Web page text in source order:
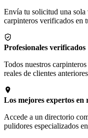
Envía tu solicitud una
carpinteros verificados en
Profesionales verificados
Todos nuestros
reales de clientes
Los mejores expertos en
Accede a un directorio
pulidores especializados